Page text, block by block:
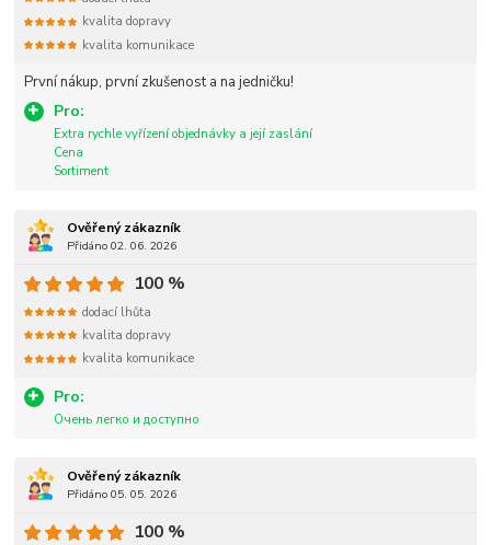
První nákup, první zkušenost a na jedničku!
Pro:
Extra rychle vyřízení objednávky a její zaslání
Cena
Sortiment
kvalita dopravy
kvalita komunikace
Ověřený zákazník
Přidáno 02. 06. 2026
Pro:
Очень легко и доступно
100 %
dodací lhůta
kvalita dopravy
kvalita komunikace
Ověřený zákazník
Přidáno 05. 05. 2026
100 %